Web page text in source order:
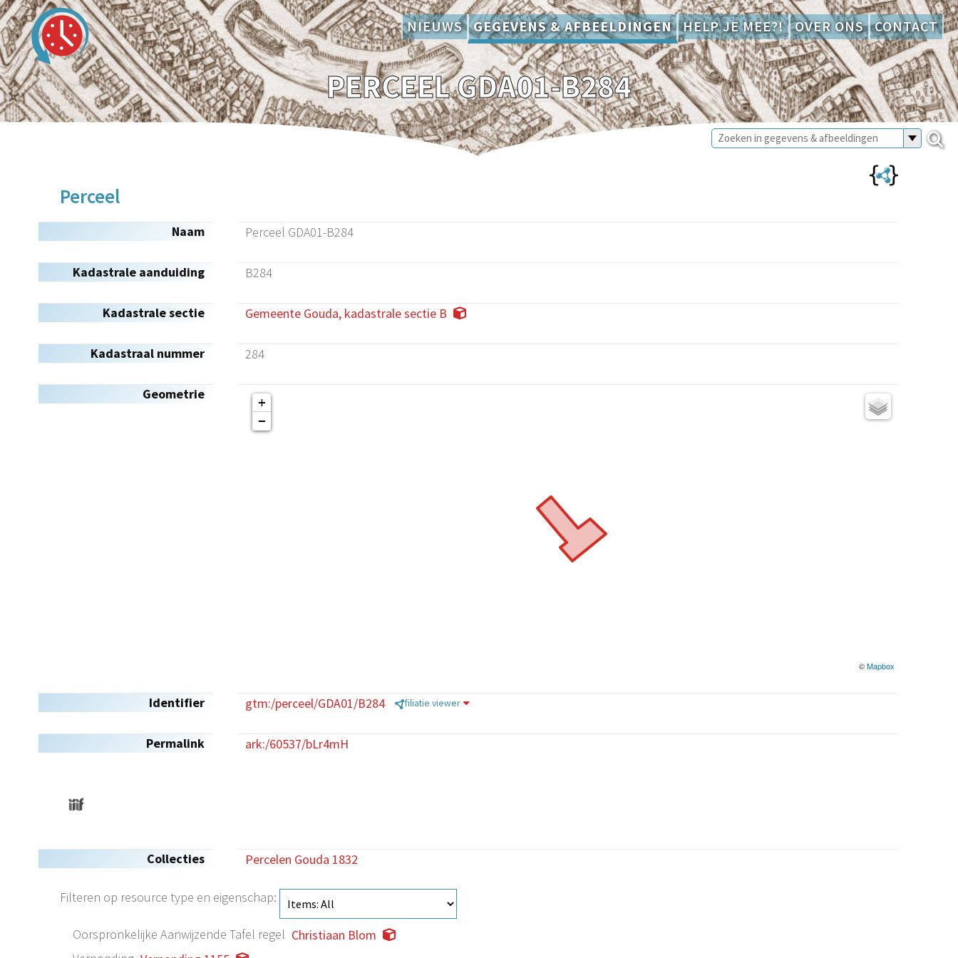
NIEUWS GEGEVENS & AFBEELDINGEN HELP JE MEE?! OVER ONS CONTACT
PERCEEL GDA01-B284
Perceel
Naam Perceel GDA01-B284
Kadastrale aanduiding B284
Kadastrale sectie Gemeente Gouda, kadastrale sectie B
Kadastraal nummer 284
Geometrie
+
−
©Mapbox
Identifier gtm:/perceel/GDA01/B284 filiatie viewer
Permalink ark:/60537/bLr4mH
Collecties Percelen Gouda 1832
Filteren op resource type en eigenschap:
Oorspronkelijke Aanwijzende Tafel regel Christiaan Blom